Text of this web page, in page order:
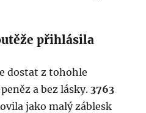
přihlásila
dostat z tohohle
a bez lásky. 3763
jako malý záblesk